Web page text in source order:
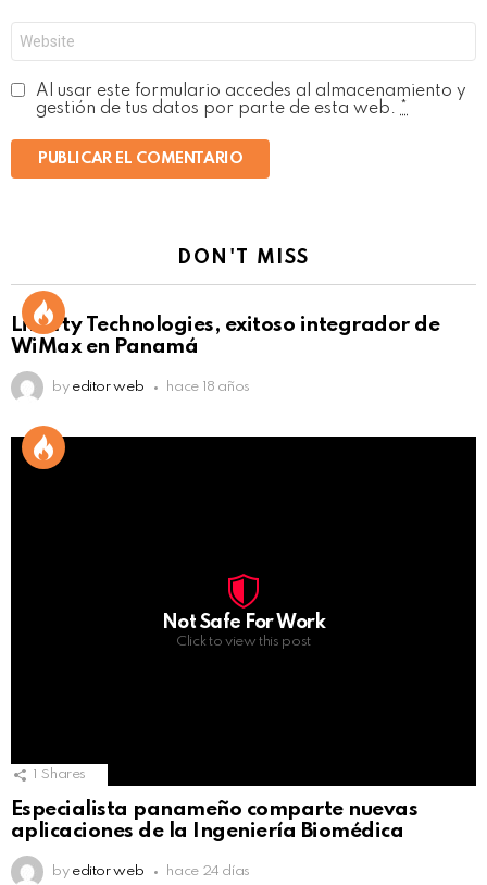
Al usar este formulario accedes al almacenamiento y
gestión de tus datos por parte de esta web. *
DON'T MISS
Liberty Technologies, exitoso integrador de
WiMax en Panamá
by editor web hace 18 años
Not Safe For Work
Click to view this post
Shares
Especialista panameño comparte nuevas
aplicaciones de la Ingeniería Biomédica
by editor web hace 24 días